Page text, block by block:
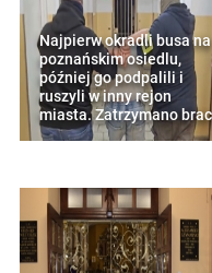
Najpierw okradli busa na
poznańskim osiedlu,
później go podpalili i
ruszyli w inny rejon
miasta. Zatrzymano